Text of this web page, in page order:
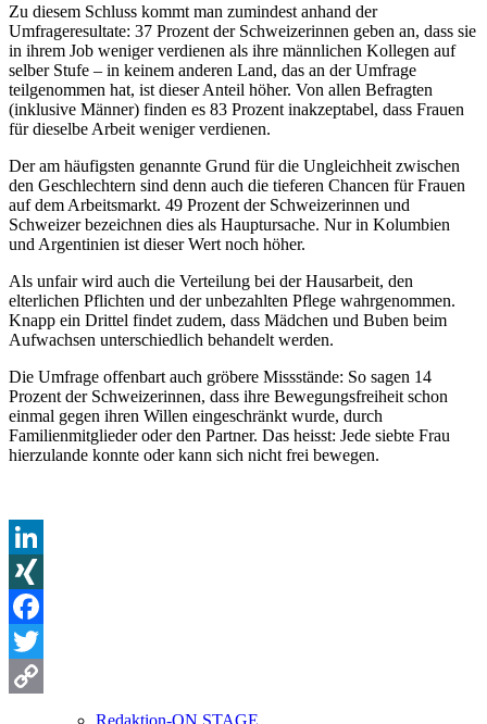
Zu diesem Schluss kommt man zumindest anhand der
Umfrageresultate: 37 Prozent der Schweizerinnen geben an, dass sie
in ihrem Job weniger verdienen als ihre männlichen Kollegen auf
selber Stufe – in keinem anderen Land, das an der Umfrage
teilgenommen hat, ist dieser Anteil höher. Von allen Befragten
(inklusive Männer) finden es 83 Prozent inakzeptabel, dass Frauen
für dieselbe Arbeit weniger verdienen.
Der am häufigsten genannte Grund für die Ungleichheit zwischen
den Geschlechtern sind denn auch die tieferen Chancen für Frauen
auf dem Arbeitsmarkt. 49 Prozent der Schweizerinnen und
Schweizer bezeichnen dies als Hauptursache. Nur in Kolumbien
und Argentinien ist dieser Wert noch höher.
Als unfair wird auch die Verteilung bei der Hausarbeit, den
elterlichen Pflichten und der unbezahlten Pflege wahrgenommen.
Knapp ein Drittel findet zudem, dass Mädchen und Buben beim
Aufwachsen unterschiedlich behandelt werden.
Die Umfrage offenbart auch gröbere Missstände: So sagen 14
Prozent der Schweizerinnen, dass ihre Bewegungsfreiheit schon
einmal gegen ihren Willen eingeschränkt wurde, durch
Familienmitglieder oder den Partner. Das heisst: Jede siebte Frau
hierzulande konnte oder kann sich nicht frei bewegen.
LinkedIn
XING
Facebook
Twitter
Redaktion-ON STAGE